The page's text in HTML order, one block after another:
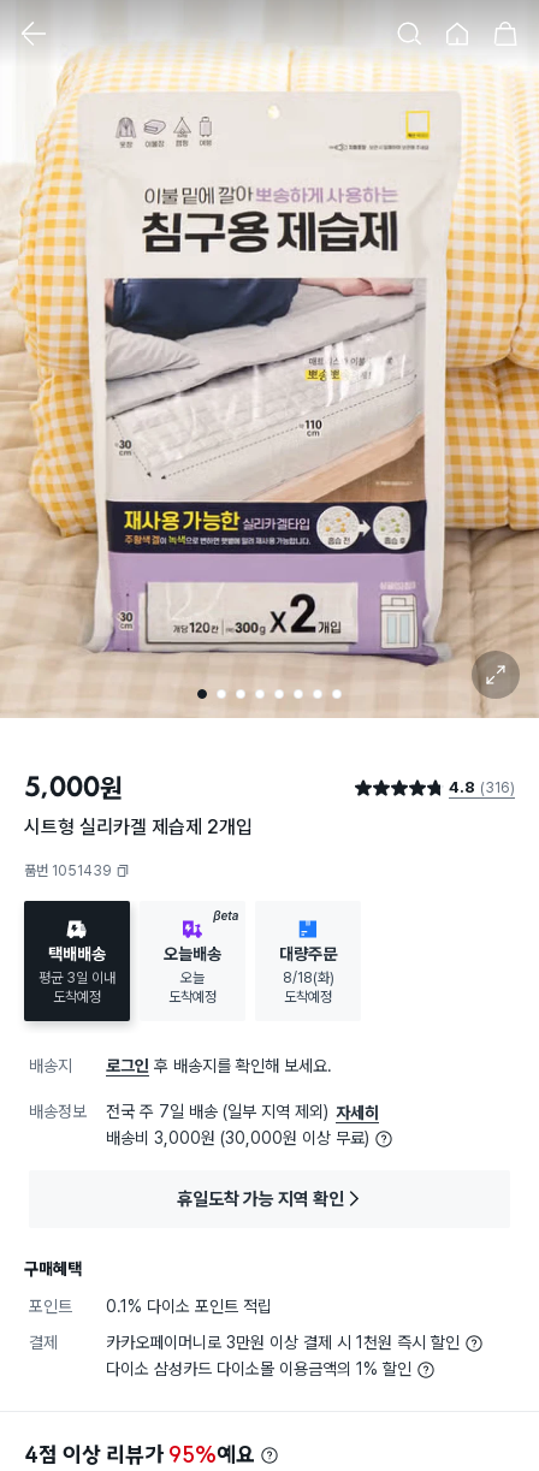
검색 홈 장바구니
1 2 3 4 5 6 7 8
확대 보기
5,000원 별점 4.8점 4.8 (316)
시트형 실리카겔 제습제 2개입
품번 1051439
택배배송
평균 3일 이내
도착예정
BETA
오늘배송
오늘
도착예정
대량주문
8/18(화)
도착예정
배송지 로그인 후 배송지를 확인해 보세요.
배송정보 전국 주 7일 배송 (일부 지역 제외) 자세히
배송비 3,000원 (30,000원 이상 무료)
휴일도착 가능 지역 확인
구매혜택
포인트
0.1% 다이소 포인트 적립
결제
카카오페이머니로 3만원 이상 결제 시 1천원 즉시 할인
다이소 삼성카드 다이소몰 이용금액의 1% 할인
4점 이상 리뷰가 95%예요